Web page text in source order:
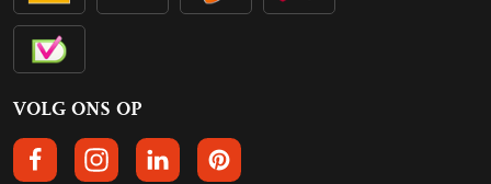
VOLG ONS OP